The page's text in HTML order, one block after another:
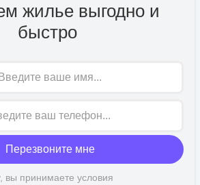
жилье выгодно и
быстро
Перезвоните мне
вы принимаете условия